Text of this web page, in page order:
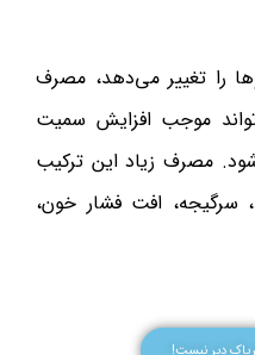
را تغییر می‌دهد، مصرف
موجب افزایش سمیت
مصرف زیاد این ترکیب
سرگیجه، افت فشار خون،